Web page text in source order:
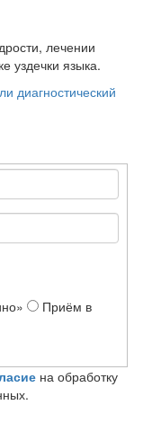
лечении
уздечки языка.
диагностический
Приём в
на обработку